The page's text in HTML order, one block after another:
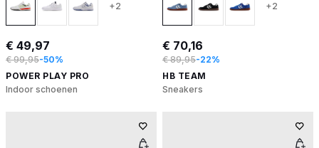
+2
€ 49,97
€ 99,95-50%
POWER PLAY PRO
Indoor schoenen
+2
€ 70,16
€ 89,95-22%
HB TEAM
Sneakers